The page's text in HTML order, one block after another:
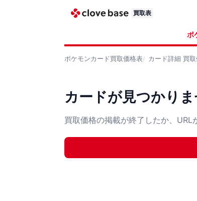
買取表
ポ
ポケモンカード買取価格表 カード詳細 買
カードが見つかり
買取価格の掲載が終了したか、URL